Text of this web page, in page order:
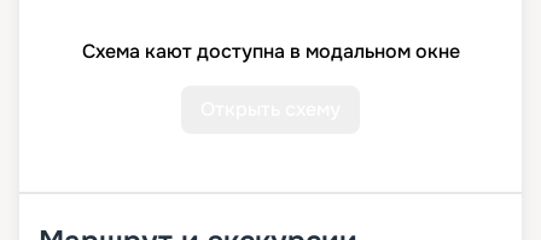
Схема кают доступна в модальном окне